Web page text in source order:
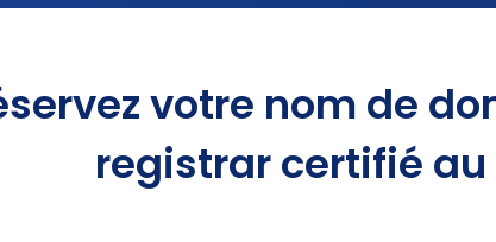
votre nom de
registrar certifié